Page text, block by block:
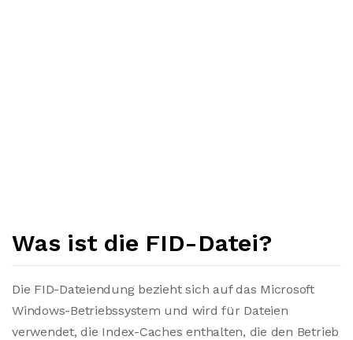
Was ist die FID-Datei?
Die FID-Dateiendung bezieht sich auf das Microsoft
Windows-Betriebssystem und wird für Dateien
verwendet, die Index-Caches enthalten, die den Betrieb